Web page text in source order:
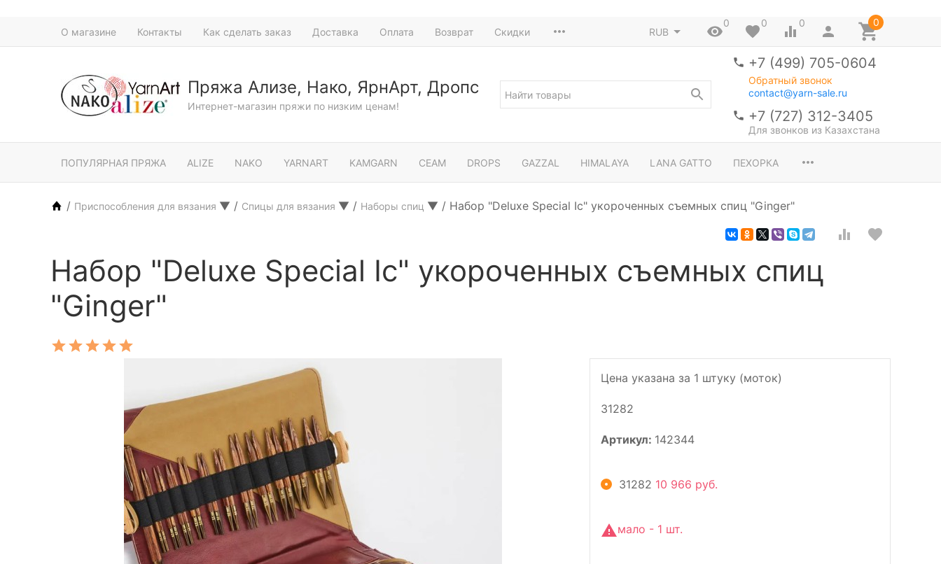
О магазине Контакты Как сделать заказ Доставка Оплата Возврат Скидки RUB
0 0 0 0
Пряжа Ализе, Нако, ЯрнАрт, Дропс
Интернет-магазин пряжи по низким ценам!
+7 (499) 705-0604
Обратный звонок
contact@yarn-sale.ru
+7 (727) 312-3405
Для звонков из Казахстана
ПОПУЛЯРНАЯ ПРЯЖА ALIZE NAKO YARNART KAMGARN СЕАМ DROPS GAZZAL HIMALAYA LANA GATTO ПЕХОРКА
/ Приспособления для вязания ▼ / Спицы для вязания ▼ / Наборы спиц ▼ / Набор "Deluxe Special Ic" укороченных съемных спиц "Ginger"
Набор "Deluxe Special Ic" укороченных съемных спиц
"Ginger"
Цена указана за 1 штуку (моток)
31282
Артикул: 142344
31282 10 966 руб.
мало - 1 шт.